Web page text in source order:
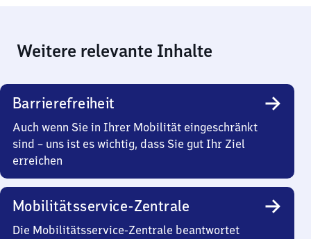
Weitere relevante Inhalte
Barrierefreiheit
Auch wenn Sie in Ihrer Mobilität eingeschränkt
sind – uns ist es wichtig, dass Sie gut Ihr Ziel
erreichen
Mobilitätsservice-Zentrale
Die Mobilitätsservice-Zentrale beantwortet